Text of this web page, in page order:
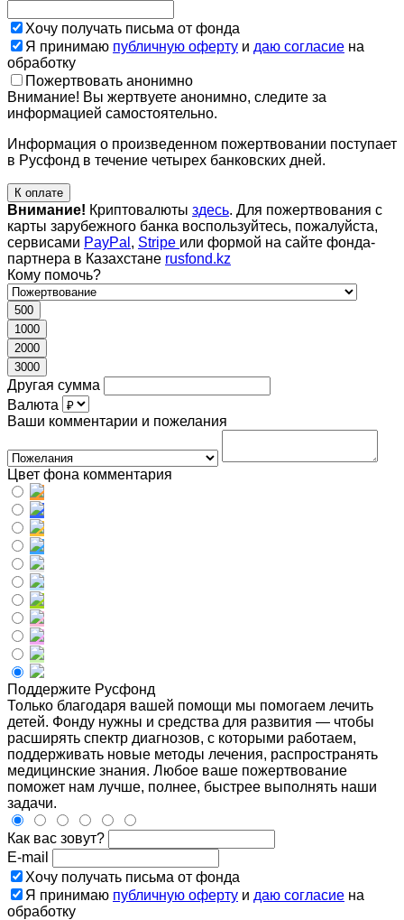
Хочу получать письма от фонда
Я принимаю публичную оферту и даю согласие на
обработку
Пожертвовать анонимно
Внимание! Вы жертвуете анонимно, следите за
информацией самостоятельно.
Информация о произведенном пожертвовании поступает
в Русфонд в течение четырех банковских дней.
К оплате
Внимание! Криптовалюты здесь. Для пожертвования с
карты зарубежного банка воспользуйтесь, пожалуйста,
сервисами PayPal , Stripe или формой на сайте фонда-
партнера в Казахстане rusfond.kz
Кому помочь?
500
1000
2000
3000
Другая сумма
Валюта
Ваши комментарии и пожелания
Цвет фона комментария
Поддержите Русфонд
Только благодаря вашей помощи мы помогаем лечить
детей. Фонду нужны и средства для развития — чтобы
расширять спектр диагнозов, с которыми работаем,
поддерживать новые методы лечения, распространять
медицинские знания. Любое ваше пожертвование
поможет нам лучше, полнее, быстрее выполнять наши
задачи.
Как вас зовут?
E-mail
Хочу получать письма от фонда
Я принимаю публичную оферту и даю согласие на
обработку